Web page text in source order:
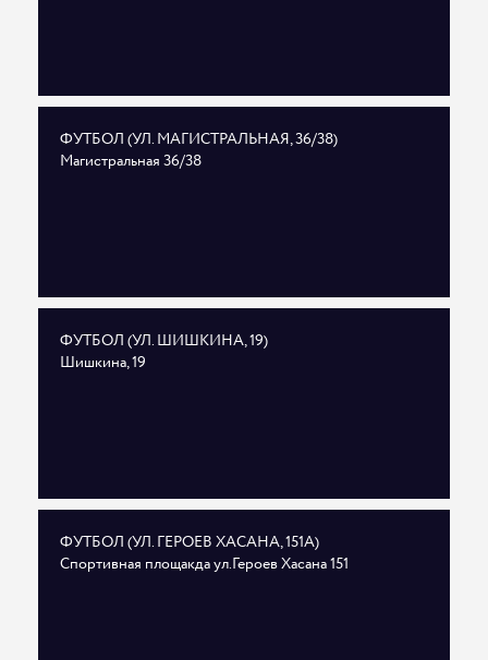
ФУТБОЛ (УЛ. МАГИСТРАЛЬНАЯ, 36/38)
Магистральная 36/38
ФУТБОЛ (УЛ. ШИШКИНА, 19)
Шишкина, 19
ФУТБОЛ (УЛ. ГЕРОЕВ ХАСАНА, 151А)
Спортивная площакда ул.Героев Хасана 151